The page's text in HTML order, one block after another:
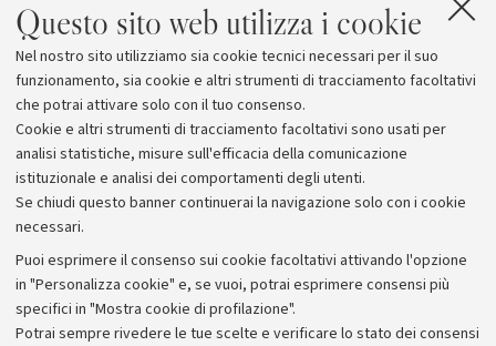
Questo sito web utilizza i cookie
Nel nostro sito utilizziamo sia cookie tecnici necessari per il suo
funzionamento, sia cookie e altri strumenti di tracciamento facoltativi
che potrai attivare solo con il tuo consenso.
Cookie e altri strumenti di tracciamento facoltativi sono usati per
analisi statistiche, misure sull'efficacia della comunicazione
istituzionale e analisi dei comportamenti degli utenti.
Se chiudi questo banner continuerai la navigazione solo con i cookie
necessari.
Puoi esprimere il consenso sui cookie facoltativi attivando l'opzione
in "Personalizza cookie" e, se vuoi, potrai esprimere consensi più
specifici in "Mostra cookie di profilazione".
Potrai sempre rivedere le tue scelte e verificare lo stato dei consensi
università, comitati, soggetti privati, coinvolti
all’unisono con l’intento di arricchire la proposta
culturale delle proprie città, valorizzandone gli spazi più
suggestivi.
Archivio
Comunicati stampa
Redazione